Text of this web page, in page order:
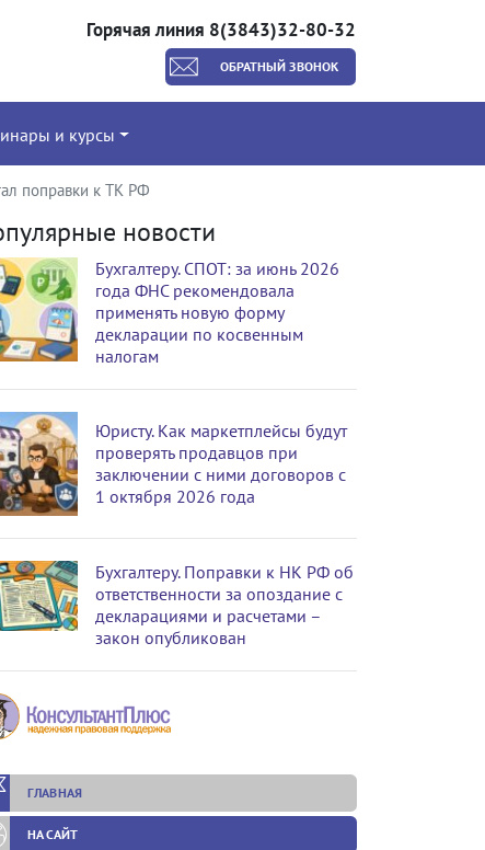
Горячая линия 8(3843)32-80-32
ОБРАТНЫЙ ЗВОНОК
и курсы
поправки к ТК РФ
новости
Бухгалтеру. СПОТ: за июнь 2026
года ФНС рекомендовала
применять новую форму
декларации по косвенным
налогам
Юристу. Как маркетплейсы будут
проверять продавцов при
заключении с ними договоров с
1 октября 2026 года
Бухгалтеру. Поправки к НК РФ об
ответственности за опоздание с
декларациями и расчетами –
закон опубликован
ГЛАВНАЯ
НА САЙТ